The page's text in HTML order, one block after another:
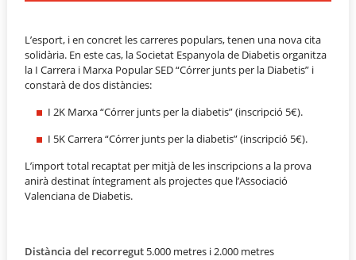
L’esport, i en concret les carreres populars, tenen una nova cita
solidària. En este cas, la Societat Espanyola de Diabetis organitza
la I Carrera i Marxa Popular SED “Córrer junts per la Diabetis” i
constarà de dos distàncies:
I 2K Marxa “Córrer junts per la diabetis” (inscripció 5€).
I 5K Carrera “Córrer junts per la diabetis” (inscripció 5€).
L’import total recaptat per mitjà de les inscripcions a la prova
anirà destinat íntegrament als projectes que l’Associació
Valenciana de Diabetis.
Distància del recorregut 5.000 metres i 2.000 metres